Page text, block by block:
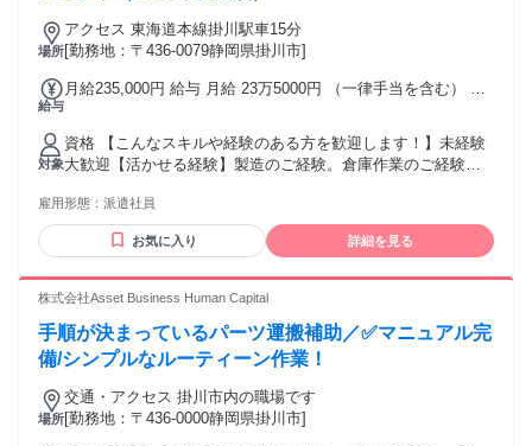
場所
アクセス 東海道本線掛川駅車15分
[勤務地：〒436-0079静岡県掛川市]
給与
月給235,000円 給与 月給 23万5000円 （一律手当を含む） 交
対象
資格 【こんなスキルや経験のある方を歓迎します！】未経験
大歓迎【活かせる経験】製造のご経験。倉庫作業のご経験。
はぜひご応募ください> ・経験はないけど、研究実験を仕事
にしたい ・理系を卒業したけど、知識を活かせていない ・未
経験から挑戦できるのであればやってみたい（※実際に20代
合成化学、高分子化学、分析化学、応用化学、薬学を専攻さ
代の理化学分析機器の使用経験者には、 多くのプロジェクト
をご紹介可能です。 （HPLC、GC、IR、NMRSEM、XRD、
雇用形態： 派遣社員
お気に入り 詳細を見る
株式会社Asset Business Human Capital
手順が決まっているパーツ運搬補助／✅マニュアル完
備/シンプルなルーティーン作業！
場所
交通・アクセス 掛川市内の職場です
[勤務地：〒436-0000静岡県掛川市]